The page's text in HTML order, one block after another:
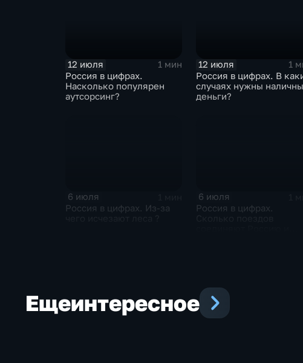
12 июля
1 мин
Россия в цифрах.
Насколько популярен
аутсорсинг?
12 июля
1
Россия в цифрах. В
случаях нужны
деньги?
6 июля
Россия в цифрах. Из-за
6 июля
Россия в цифрах.
Ещеинтересное